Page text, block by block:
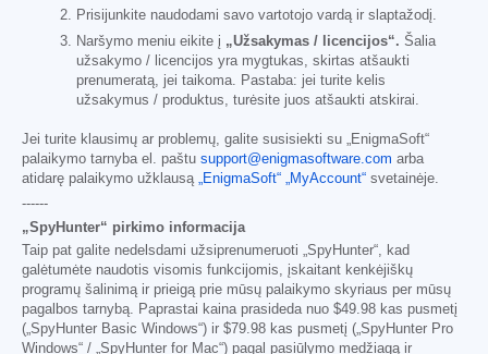
Prisijunkite naudodami savo vartotojo vardą ir slaptažodį.
Naršymo meniu eikite į „Užsakymas / licencijos“. Šalia
užsakymo / licencijos yra mygtukas, skirtas atšaukti
prenumeratą, jei taikoma. Pastaba: jei turite kelis
užsakymus / produktus, turėsite juos atšaukti atskirai.
Jei turite klausimų ar problemų, galite susisiekti su „EnigmaSoft“
palaikymo tarnyba el. paštu support@enigmasoftware.com arba
atidarę palaikymo užklausą „EnigmaSoft“ „MyAccount“ svetainėje.
------
„SpyHunter“ pirkimo informacija
Taip pat galite nedelsdami užsiprenumeruoti „SpyHunter“, kad
galėtumėte naudotis visomis funkcijomis, įskaitant kenkėjiškų
programų šalinimą ir prieigą prie mūsų palaikymo skyriaus per mūsų
pagalbos tarnybą. Paprastai kaina prasideda nuo $49.98 kas pusmetį
(„SpyHunter Basic Windows“) ir $79.98 kas pusmetį („SpyHunter Pro
Windows“ / „SpyHunter for Mac“) pagal pasiūlymo medžiagą ir